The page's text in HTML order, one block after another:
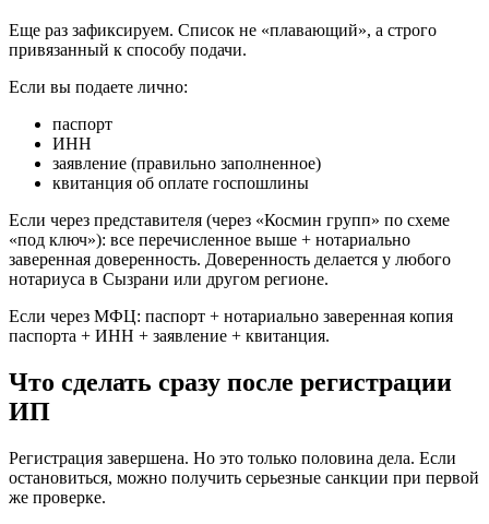
Еще раз зафиксируем. Список не «плавающий», а строго
привязанный к способу подачи.
Если вы подаете лично:
паспорт
ИНН
заявление (правильно заполненное)
квитанция об оплате госпошлины
Если через представителя (через «Космин групп» по схеме
«под ключ»): все перечисленное выше + нотариально
заверенная доверенность. Доверенность делается у любого
нотариуса в Сызрани или другом регионе.
Если через МФЦ: паспорт + нотариально заверенная копия
паспорта + ИНН + заявление + квитанция.
Что сделать сразу после регистрации
ИП
Регистрация завершена. Но это только половина дела. Если
остановиться, можно получить серьезные санкции при первой
же проверке.